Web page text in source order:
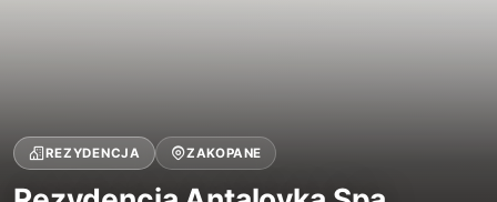
REZYDENCJA ZAKOPANE